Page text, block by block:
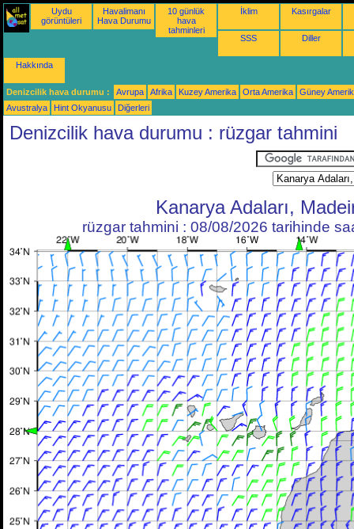
Uydu
görüntüleri
Havalimanı
Hava Durumu
10 günlük
hava
tahminleri
İklim Kasırgalar
SSS Diller
Hakkında
Denizcilik hava durumu : Avrupa Afrika Kuzey Amerika Orta Amerika
Güney
Avustralya
Hint Okyanusu Diğerleri
Denizcilik hava durumu : rüzgar tahmini
Kanarya Adaları,
rüzgar tahmini : 08/08/2026 tarihinde